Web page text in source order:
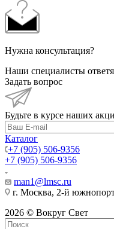
Нужна консультация?
Наши специалисты
Задать вопрос
Будьте в курсе наших
Каталог
+7 (905) 506-9356
+7 (905) 506-9356
man1@lmsc.ru
г. Москва, 2-й
2026 © Вокруг Свет